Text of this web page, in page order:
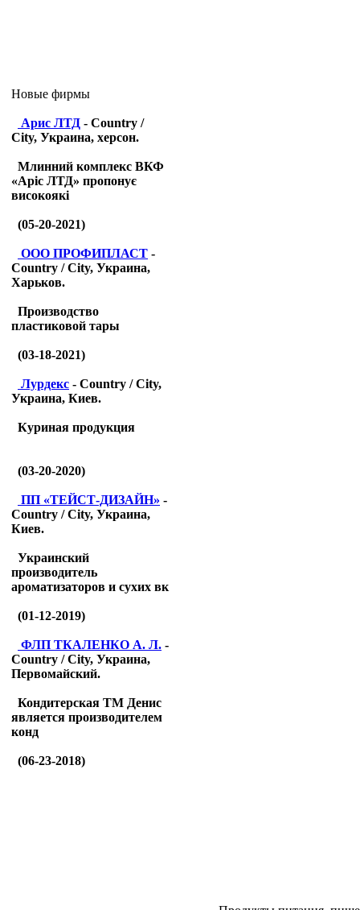
Новые фирмы
Арис ЛТД - Country /
City, Украина, херсон.
Млинний комплекс ВКФ
«Аріс ЛТД» пропонує
високоякі
(05-20-2021)
ООО ПРОФИПЛАСТ -
Country / City, Украина,
Харьков.
Производство
пластиковой тары
(03-18-2021)
Лурдекс - Country / City,
Украина, Киев.
Куриная продукция
(03-20-2020)
ПП «ТЕЙСТ-ДИЗАЙН» -
Country / City, Украина,
Киев.
Украинский
производитель
ароматизаторов и сухих вк
(01-12-2019)
ФЛП ТКАЛЕНКО А. Л. -
Country / City, Украина,
Первомайский.
Кондитерская ТМ Денис
является производителем
конд
(06-23-2018)